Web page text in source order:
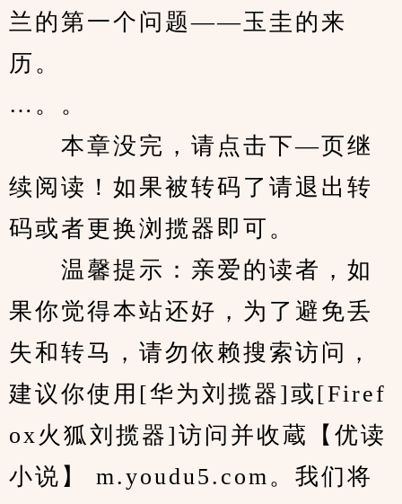
兰的第一个问题——玉圭的来
历。
…。。
本章没完，请点击下—页继
续阅读！如果被转码了请退出转
码或者更换浏揽器即可。
温馨提示：亲爱的读者，如
果你觉得本站还好，为了避免丢
失和转马，请勿依赖搜索访问，
建议你使用[华为刘揽器]或[Firef
ox火狐刘揽器]访问并收蔵【优读
小说】 m.youdu5.com。我们将